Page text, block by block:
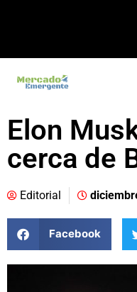
Elon
cerca de
Editorial
Facebook